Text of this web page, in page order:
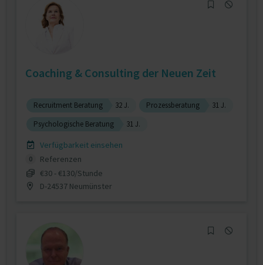
Coaching & Consulting der Neuen Zeit
Recruitment Beratung 32 J. Prozessberatung
31 J.
Psychologische Beratung
31 J.
Verfügbarkeit einsehen
0
Referenzen
€30 - €130/Stunde
D-24537 Neumünster